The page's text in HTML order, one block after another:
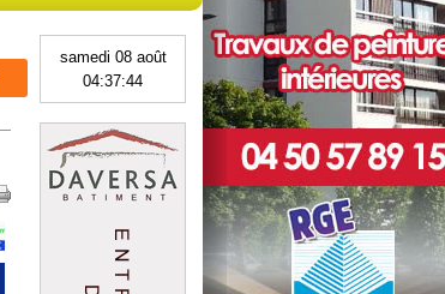
samedi 08 août
04:37:45
Previous